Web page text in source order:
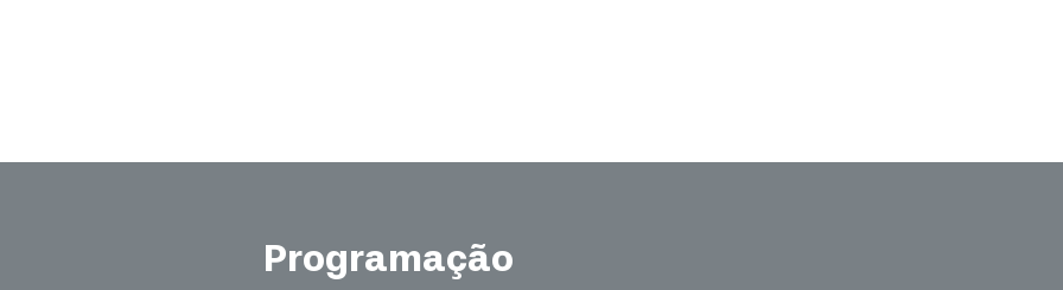
Programação